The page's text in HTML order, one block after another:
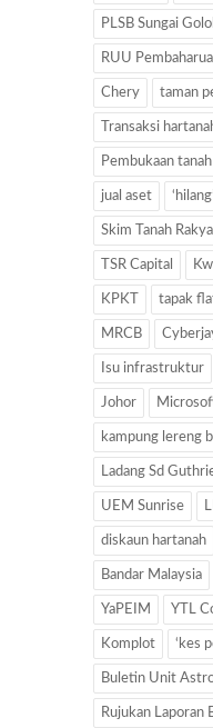
PLSB Sungai
RUU
Chery taman
Transaksi
Pembukaan tanah
jual aset ‘hilang’
Skim Tanah
TSR Capital
KPKT tapak
MRCB
Isu infrastruktur
Johor
kampung lereng
Ladang Sd
UEM Sunrise
diskaun hartanah
Bandar Malaysia
YaPEIM YTL
Komplot ‘kes
Buletin Unit
Rujukan Laporan